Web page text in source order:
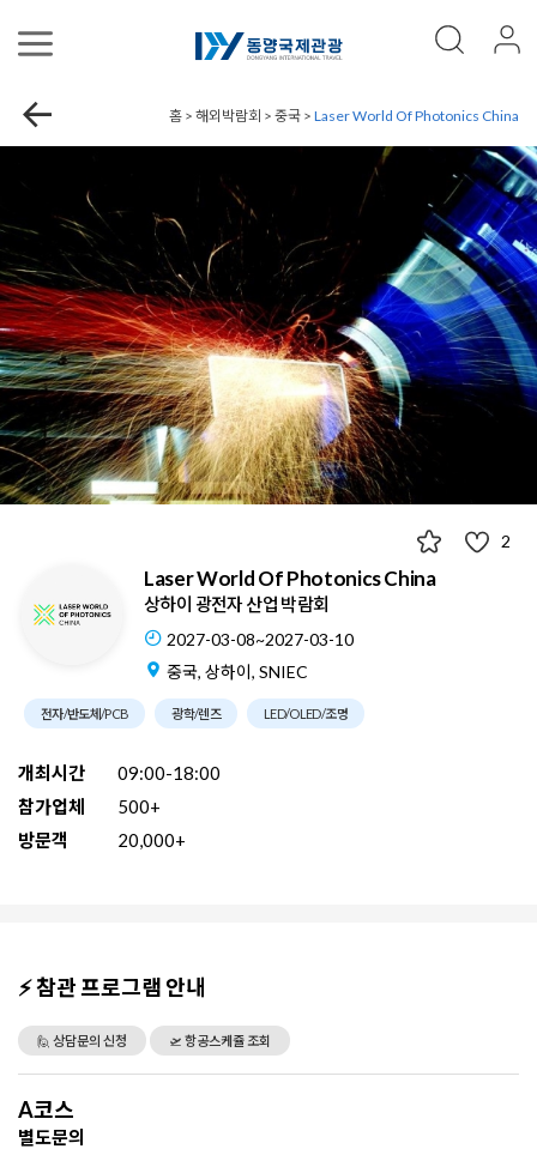
홈 > 해외박람회 > 중국 > Laser World Of Photonics China
2
Laser World Of Photonics China
상하이 광전자 산업 박람회
2027-03-08~2027-03-10
중국, 상하이, SNIEC
전자/반도체/PCB 광학/렌즈 LED/OLED/조명
개최시간
09:00-18:00
참가업체
500+
방문객
20,000+
⚡ 참관 프로그램 안내
🙋 상담문의 신청 🛫 항공스케쥴 조회
A코스
별도문의